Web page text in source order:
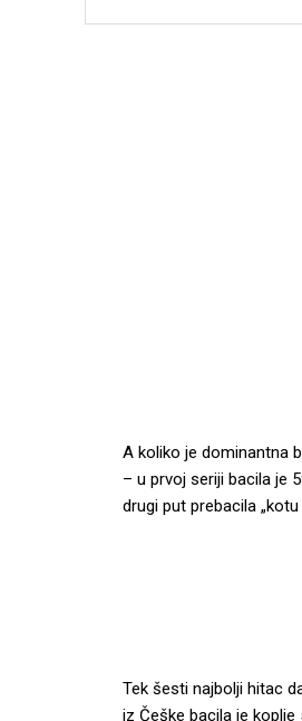
A koliko je dominantna
– u prvoj seriji bacila je
drugi put prebacila „kotu
Tek šesti najbolji hitac
iz Češke bacila je koplje